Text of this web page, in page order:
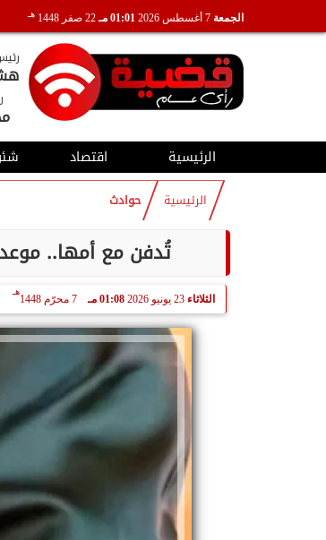
الجمعة 01:01 مـ 22 صفر 1448 هـ
الرئيسية اقتصاد
الرئيسية حوادث
تُدفن مع أمها.. موعد
الثلاثاء 23 يونيو 2026 01:08 مـ 7 محرّم 1448
هـ